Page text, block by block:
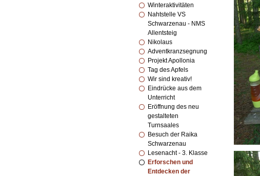
Winteraktivitäten
Nahtstelle VS
Schwarzenau - NMS
Allentsteig
Nikolaus
Adventkranzsegnung
Projekt Apollonia
Tag des Apfels
Wir sind kreativ!
Eindrücke aus dem
Unterricht
Eröffnung des neu
gestalteten
Turnsaales
Besuch der Raika
Schwarzenau
Lesenacht - 3. Klasse
Erforschen und
Entdecken der